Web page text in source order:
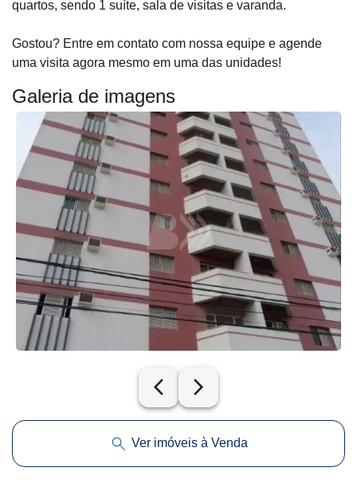
quartos, sendo 1 suíte, sala de visitas e varanda.
Gostou? Entre em contato com nossa equipe e agende
uma visita agora mesmo em uma das unidades!
Galeria de imagens
arrow_back_ios_new arrow_forward_ios
Ver imóveis à Venda